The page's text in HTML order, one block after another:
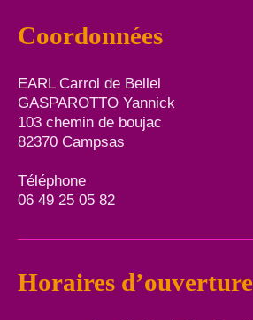
Coordonnées
EARL Carrol de Bellel
GASPAROTTO Yannick
103 chemin de boujac
82370 Campsas
Téléphone
06 49 25 05 82
Horaires d’ouverture